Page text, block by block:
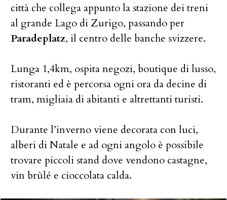
città che collega appunto la stazione dei treni
al grande Lago di Zurigo, passando per
Paradeplatz, il centro delle banche svizzere.
Lunga 1,4km, ospita negozi, boutique di lusso,
ristoranti ed è percorsa ogni ora da decine di
tram, migliaia di abitanti e altrettanti turisti.
Durante l’inverno viene decorata con luci,
alberi di Natale e ad ogni angolo è possibile
trovare piccoli stand dove vendono castagne,
vin brûlé e cioccolata calda.